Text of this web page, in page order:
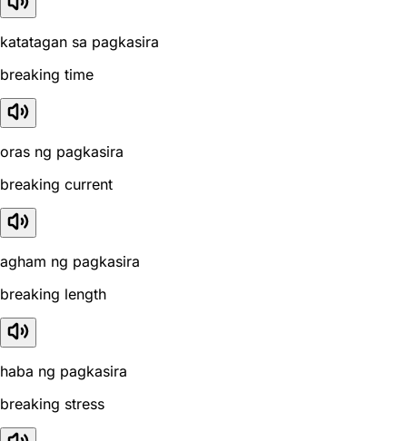
katatagan sa pagkasira
breaking time
oras ng pagkasira
breaking current
agham ng pagkasira
breaking length
haba ng pagkasira
breaking stress